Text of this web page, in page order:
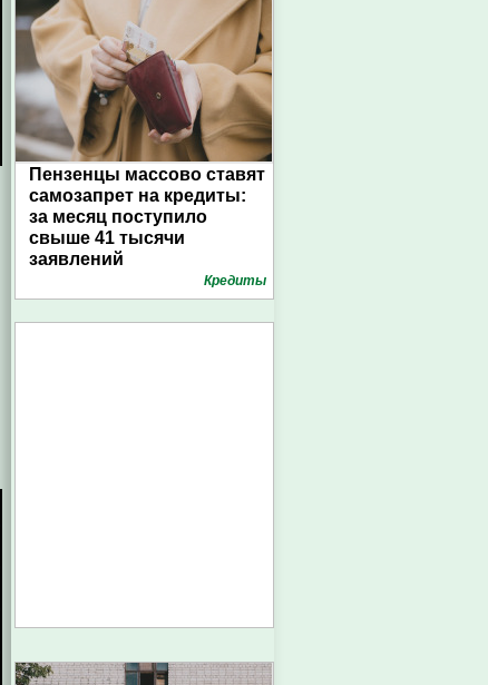
Пензенцы массово ставят
самозапрет на кредиты:
за месяц поступило
свыше 41 тысячи
заявлений
Кредиты